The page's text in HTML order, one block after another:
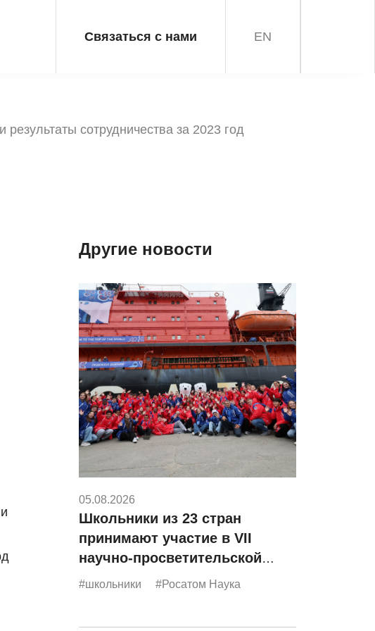
Связаться с нами EN
сотрудничества за 2023 год
Другие новости
05.08.2026
Школьники из 23 стран
принимают участие в VII
научно-просветительской
экспедиции «Росатома»
#школьники #Росатом Наука